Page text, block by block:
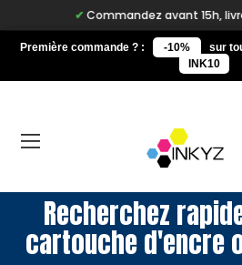
Commandez avant 15h, livré
Première commande ? : -10%
sur
INK10
Recherchez
cartouche d'encre